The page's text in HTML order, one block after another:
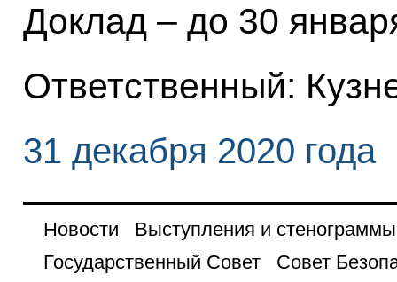
Доклад – до 30
Ответственный:
31 декабря 2020 года
Новости
Выступления и стенограммы
Государственный Совет
Совет